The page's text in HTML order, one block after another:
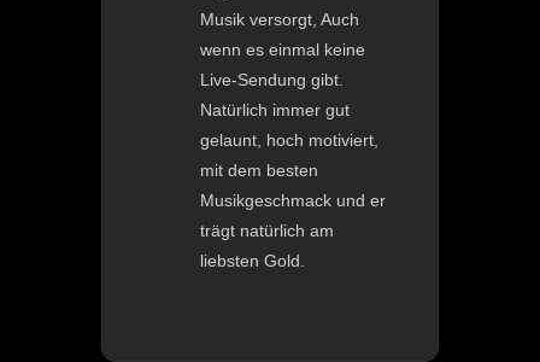
Musik versorgt, Auch
wenn es einmal keine
Live-Sendung gibt.
Natürlich immer gut
gelaunt, hoch motiviert,
mit dem besten
Musikgeschmack und er
trägt natürlich am
liebsten Gold.